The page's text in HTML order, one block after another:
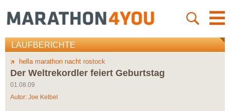
LAUFBERICHTE
hella marathon nacht rostock
Der Weltrekordler feiert Geburtstag
01.08.09
Autor: Joe Kelbel